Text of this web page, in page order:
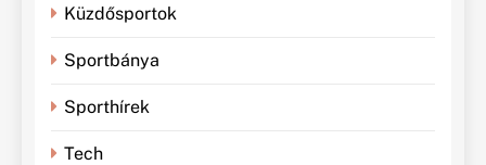
Küzdősportok
Sportbánya
Sporthírek
Tech